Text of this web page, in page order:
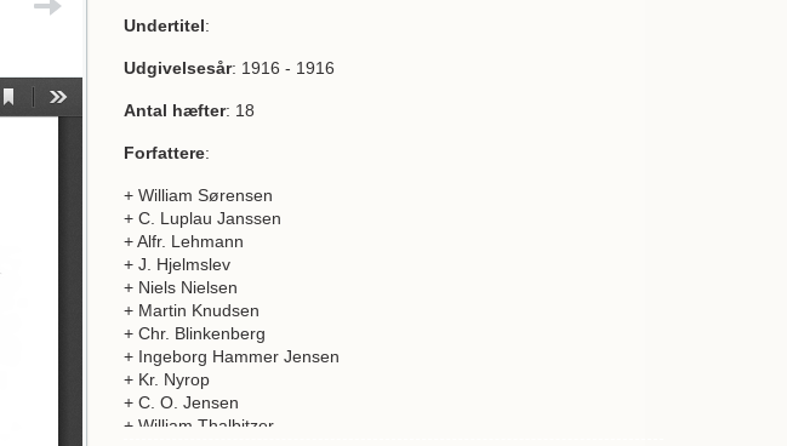
Undertitel:
Udgivelsesår: 1916 - 1916
Antal hæfter: 18
Forfattere:
+ William Sørensen
+ C. Luplau Janssen
+ Alfr. Lehmann
+ J. Hjelmslev
+ Niels Nielsen
+ Martin Knudsen
+ Chr. Blinkenberg
+ Ingeborg Hammer Jensen
+ Kr. Nyrop
+ C. O. Jensen
+ William Thalbitzer